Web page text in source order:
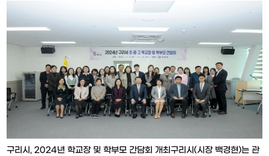
구리시, 2024년 학교장 및 학부모 간담회 개최구리시(시장 백경현)는 관